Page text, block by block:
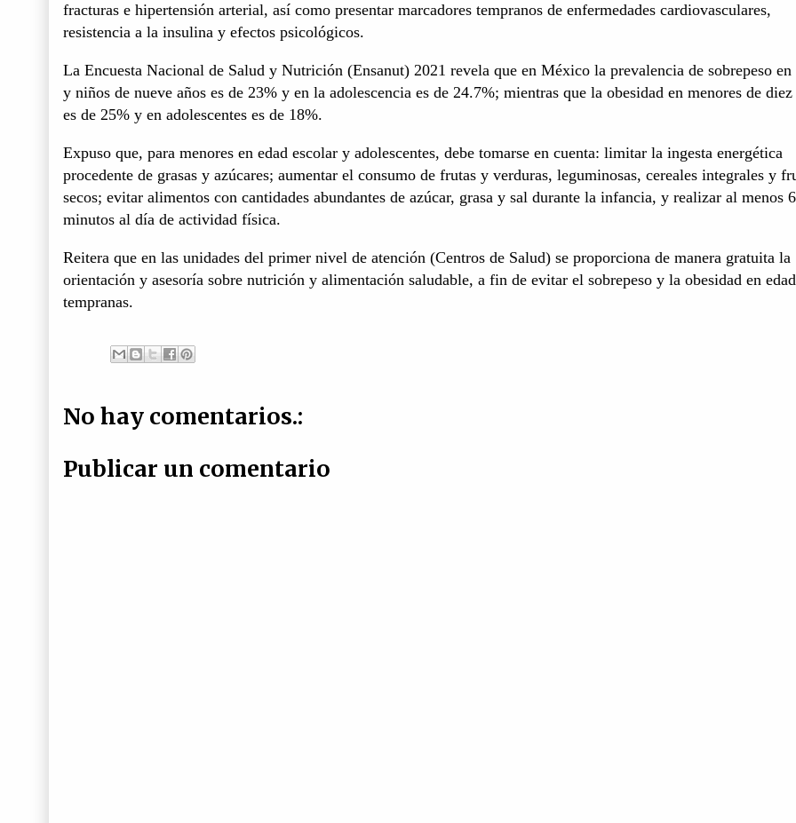
fracturas e hipertensión arterial, así como presentar marcadores tempranos de enfermedades cardiovasculares,
resistencia a la insulina y efectos psicológicos.
La Encuesta Nacional de Salud y Nutrición (Ensanut) 2021 revela que en México la prevalencia de sobrepeso en
y niños de nueve años es de 23% y en la adolescencia es de 24.7%; mientras que la obesidad en menores de diez
es de 25% y en adolescentes es de 18%.
Expuso que, para menores en edad escolar y adolescentes, debe tomarse en cuenta: limitar la ingesta energética
procedente de grasas y azúcares; aumentar el consumo de frutas y verduras, leguminosas, cereales integrales y
secos; evitar alimentos con cantidades abundantes de azúcar, grasa y sal durante la infancia, y realizar al menos
minutos al día de actividad física.
Reitera que en las unidades del primer nivel de atención (Centros de Salud) se proporciona de manera gratuita la
orientación y asesoría sobre nutrición y alimentación saludable, a fin de evitar el sobrepeso y la obesidad en
tempranas.
No hay comentarios.:
Publicar un comentario